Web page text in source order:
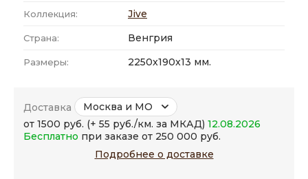
Коллекция: Jive
Страна: Венгрия
Размеры: 2250x190x13 мм.
Доставка
Москва и МО
от 1500 руб. (+ 55 руб./км. за МКАД) 12.08.2026
Бесплатно при заказе от 250 000 руб.
Подробнее о доставке